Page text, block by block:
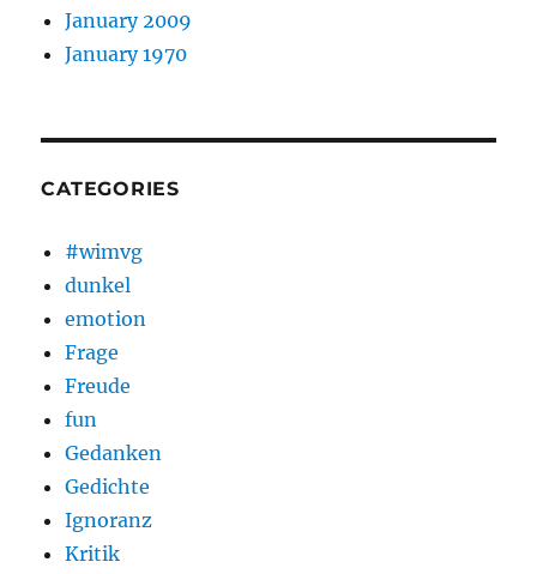
January 2009
January 1970
CATEGORIES
#wimvg
dunkel
emotion
Frage
Freude
fun
Gedanken
Gedichte
Ignoranz
Kritik